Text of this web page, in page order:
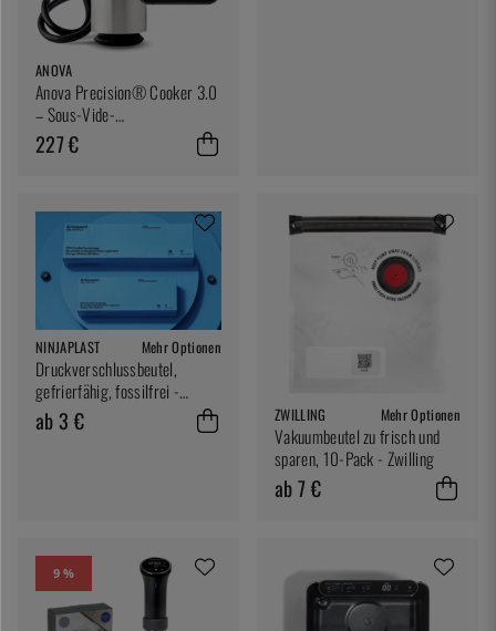
ANOVA
Anova Precision® Cooker 3.0
– Sous-Vide-
Umwälzthermostat mit Wi-Fi
227 €
NINJAPLAST Mehr Optionen
Druckverschlussbeutel,
gefrierfähig, fossilfrei -
Ninjaplast
ab 3 € ZWILLING Mehr Optionen
Vakuumbeutel zu frisch und
sparen, 10-Pack - Zwilling
ab 7 €
9 %